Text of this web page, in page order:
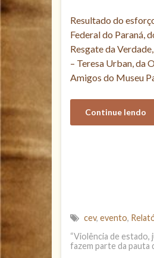
Resultado do
Federal do Paraná,
Resgate da
– Teresa Urban, da
Amigos do Museu
Continue lendo
cev, evento,
“Violência de estado,
fazem parte da pauta